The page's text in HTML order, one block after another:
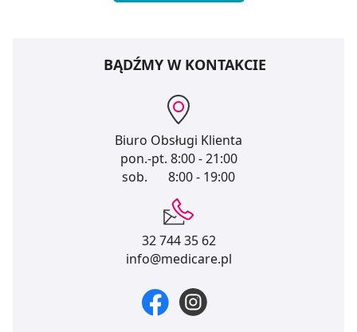
BĄDŹMY W KONTAKCIE
Biuro Obsługi Klienta
pon.-pt. 8:00 - 21:00
sob.
8:00 - 19:00
32 744 35 62
info@medicare.pl